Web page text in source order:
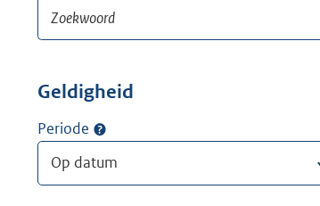
Geldigheid
Periode